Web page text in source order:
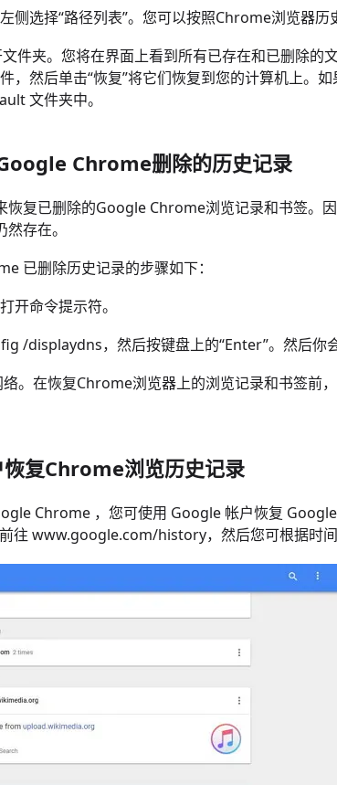
侧选择“路径列表”。您可以按照Chrome浏览器历
件夹。您将在界面上看到所有已存在和已删除的
，然后单击“恢复”将它们恢复到您的计算机上。
文件夹中。
Chrome删除的历史记录
恢复已删除的Google Chrome浏览记录和书签。
存在。
已删除历史记录的步骤如下：
开命令提示符。
/displaydns，然后按键盘上的“Enter”。然后你
。在恢复Chrome浏览器上的浏览记录和书签前
复Chrome浏览历史记录
Chrome ，您可使用 Google 帐户恢复
往 www.google.com/history，然后您可根据时间